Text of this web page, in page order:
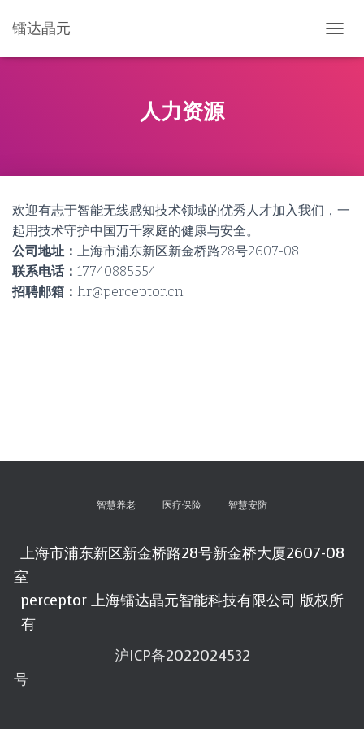
镭达晶元
换
人力资源
欢迎有志于智能无线感知技术领域的优秀人才加入我们，一
起用技术守护中国万千家庭的健康与安全。
公司地址： 上海市浦东新区新金桥路28号2607-08
联系电话： 17740885554
招聘邮箱： hr@perceptor.cn
智慧养老 医疗保险 智慧安防
上海市浦东新区新金桥路28号新金桥大厦2607-08
室
perceptor 上海镭达晶元智能科技有限公司 版权所
有
沪ICP备2022024532
号